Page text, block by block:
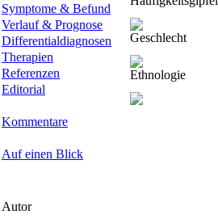
Symptome & Befund
Verlauf & Prognose
Differentialdiagnosen
Therapien
Referenzen
Editorial
Kommentare
Auf einen Blick
Autor
Geschlecht
Ethnologie